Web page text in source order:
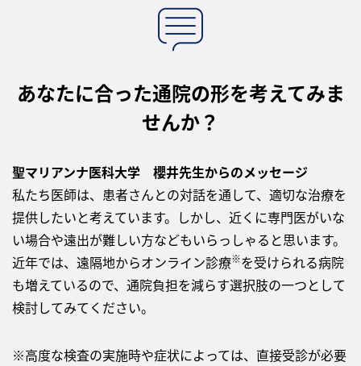
あなたに合った通院の形を考えてみま
せんか？
聖マリアンナ医科大学 櫻井先生からのメッセージ
私たち医師は、患者さんとの対話を通して、適切な治療を
提供したいと考えています。しかし、近くに専門医がいな
い場合や遠出が難しい方などもいらっしゃると思います。
近年では、遠隔地からオンライン診療※を受けられる病院
も増えているので、通院負担を減らす選択肢の一つとして
検討してみてください。
※高度な検査の実施時や症状によっては、直接受診が必要